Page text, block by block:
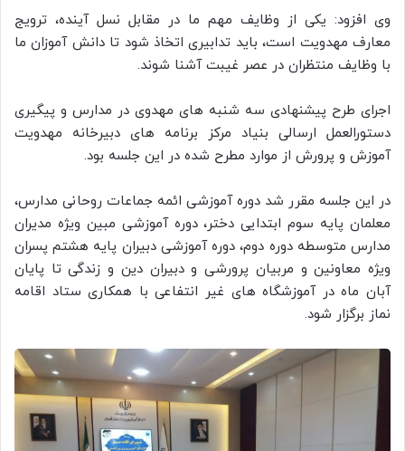
وی افزود: یکی از وظایف مهم ما در مقابل نسل آینده، ترویج
معارف مهدویت است، باید تدابیری اتخاذ شود تا دانش آموزان ما
با وظایف منتظران در عصر غیبت آشنا شوند.
اجرای طرح پیشنهادی سه شنبه های مهدوی در مدارس و پیگیری
دستورالعمل ارسالی بنیاد مرکز برنامه های دبیرخانه مهدویت
آموزش و پرورش از موارد مطرح شده در این جلسه بود.
در این جلسه مقرر شد دوره آموزشی ائمه جماعات روحانی مدارس،
معلمان پایه سوم ابتدایی دختر، دوره آموزشی مبین ویژه مدیران
مدارس متوسطه دوره دوم، دوره آموزشی دبیران پایه هشتم پسران
ویژه معاونین و مربیان پرورشی و دبیران دین و زندگی تا پایان
آبان ماه در آموزشگاه های غیر انتفاعی با همکاری ستاد اقامه
نماز برگزار شود.